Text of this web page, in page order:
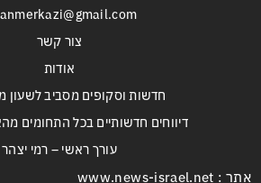
צור קשר
אודות
חדשות וסקופים מסביב לשעון מאז
דיווחים חדשותיים בכל התחומים
עורך ראשי – רמי יצהר
אתר : www.news-israel.net